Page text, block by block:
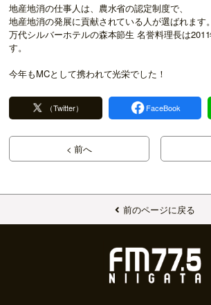
地産地消の仕事人は、農水省の認定制度で、
地産地消の発展に貢献されている人が選ばれます。
万代シルバーホテルの森本節生 名誉料理長は
す。
今年もMCとして携われて光栄でした！
（Twitter） FaceBook
< 前へ
前のページに戻る